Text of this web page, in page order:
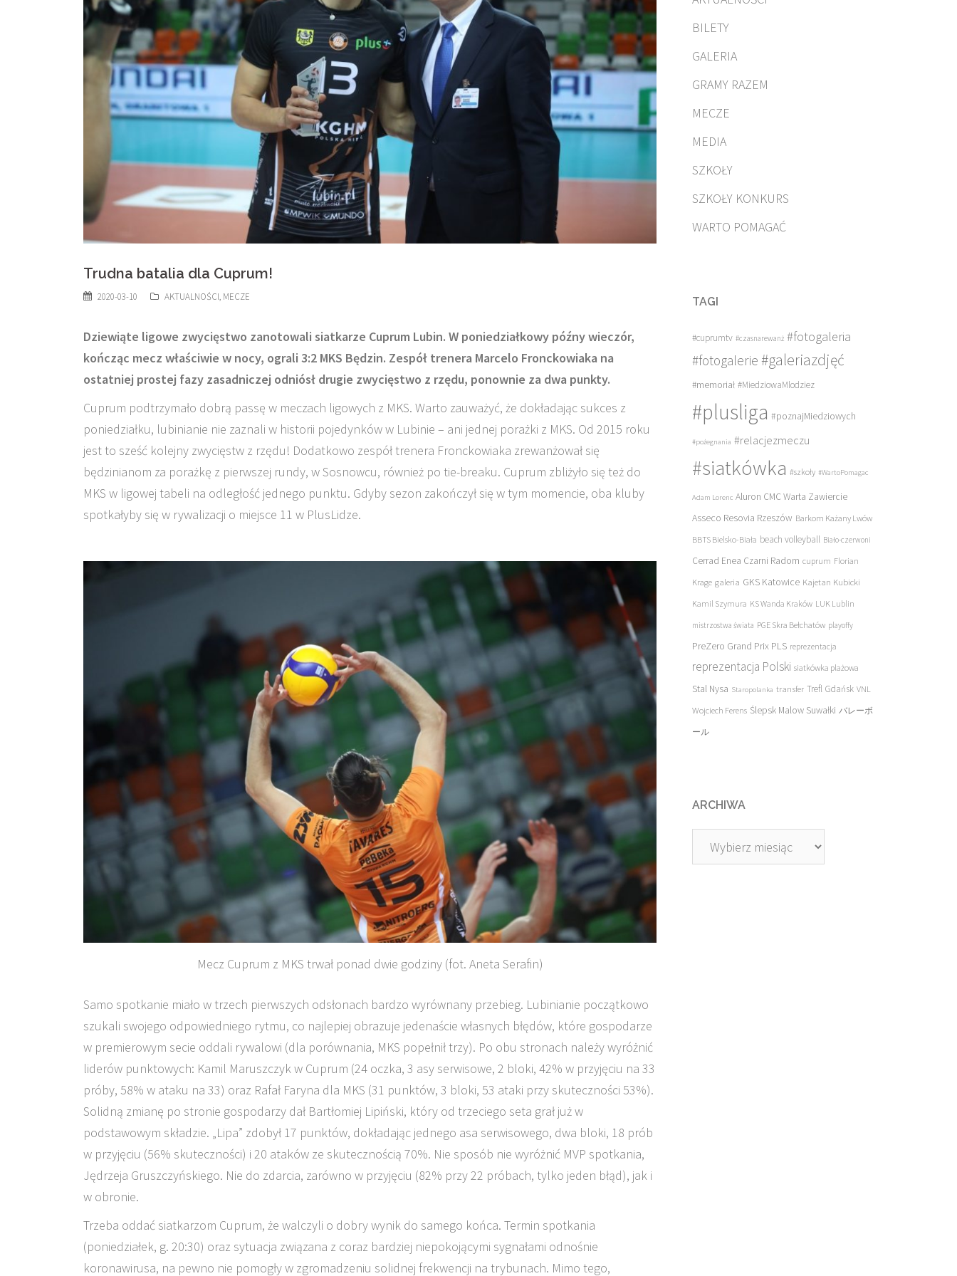
Trudna batalia dla Cuprum!
2020-03-10 AKTUALNOŚCI, MECZE
Dziewiąte ligowe zwycięstwo zanotowali siatkarze Cuprum Lubin. W poniedziałkowy późny wieczór,
kończąc mecz właściwie w nocy, ograli 3:2 MKS Będzin. Zespół trenera Marcelo Fronckowiaka na
ostatniej prostej fazy zasadniczej odniósł drugie zwycięstwo z rzędu, ponownie za dwa punkty.
Cuprum podtrzymało dobrą passę w meczach ligowych z MKS. Warto zauważyć, że dokładając sukces z
poniedziałku, lubinianie nie zaznali w historii pojedynków w Lubinie – ani jednej porażki z MKS. Od 2015 roku
jest to sześć kolejny zwycięstw z rzędu! Dodatkowo zespół trenera Fronckowiaka zrewanżował się
będzinianom za porażkę z pierwszej rundy, w Sosnowcu, również po tie-breaku. Cuprum zbliżyło się też do
MKS w ligowej tabeli na odległość jednego punktu. Gdyby sezon zakończył się w tym momencie, oba kluby
spotkałyby się w rywalizacji o miejsce 11 w PlusLidze.
Mecz Cuprum z MKS trwał ponad dwie godziny (fot. Aneta Serafin)
Samo spotkanie miało w trzech pierwszych odsłonach bardzo wyrównany przebieg. Lubinianie początkowo
szukali swojego odpowiedniego rytmu, co najlepiej obrazuje jedenaście własnych błędów, które gospodarze
w premierowym secie oddali rywalowi (dla porównania, MKS popełnił trzy). Po obu stronach należy wyróżnić
liderów punktowych: Kamil Maruszczyk w Cuprum (24 oczka, 3 asy serwisowe, 2 bloki, 42% w przyjęciu na 33
próby, 58% w ataku na 33) oraz Rafał Faryna dla MKS (31 punktów, 3 bloki, 53 ataki przy skuteczności 53%).
Solidną zmianę po stronie gospodarzy dał Bartłomiej Lipiński, który od trzeciego seta grał już w
podstawowym składzie. „Lipa” zdobył 17 punktów, dokładając jednego asa serwisowego, dwa bloki, 18 prób
w przyjęciu (56% skuteczności) i 20 ataków ze skutecznością 70%. Nie sposób nie wyróżnić MVP spotkania,
Jędrzeja Gruszczyńskiego. Nie do zdarcia, zarówno w przyjęciu (82% przy 22 próbach, tylko jeden błąd), jak i
w obronie.
Trzeba oddać siatkarzom Cuprum, że walczyli o dobry wynik do samego końca. Termin spotkania
(poniedziałek, g. 20:30) oraz sytuacja związana z coraz bardziej niepokojącymi sygnałami odnośnie
koronawirusa, na pewno nie pomogły w zgromadzeniu solidnej frekwencji na trybunach. Mimo tego,
BILETY
GALERIA
GRAMY RAZEM
MECZE
MEDIA
SZKOŁY
SZKOŁY KONKURS
WARTO POMAGAĆ
TAGI
#cuprumtv #czasnarewanż #fotogaleria
#fotogalerie #galeriazdjęć
#memoriał #MiedziowaMlodziez
#plusliga #poznajMiedziowych
#pożegnania #relacjezmeczu
#siatkówka #szkoły #WartoPomagac
Adam Lorenc Aluron CMC Warta Zawiercie
Asseco Resovia Rzeszów Barkom Każany Lwów
BBTS Bielsko-Biała beach volleyball Biało-czerwoni
Cerrad Enea Czarni Radom cuprum Florian
Krage galeria GKS Katowice Kajetan Kubicki
Kamil Szymura KS Wanda Kraków LUK Lublin
mistrzostwa świata PGE Skra Bełchatów playoffy
PreZero Grand Prix PLS reprezentacja
reprezentacja Polski siatkówka plażowa
Stal Nysa Staropolanka transfer Trefl Gdańsk VNL
Wojciech Ferens Ślepsk Malow Suwałki バレーボ
ール
ARCHIWA
Archiwa